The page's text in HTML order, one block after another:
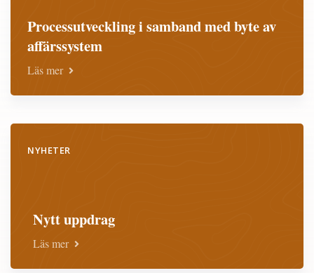
Processutveckling i samband med byte av
affärssystem
Läs mer
NYHETER
Nytt uppdrag
Läs mer